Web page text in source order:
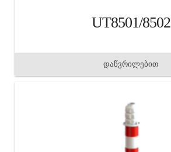
UT8501/8502
დაწვრილებით